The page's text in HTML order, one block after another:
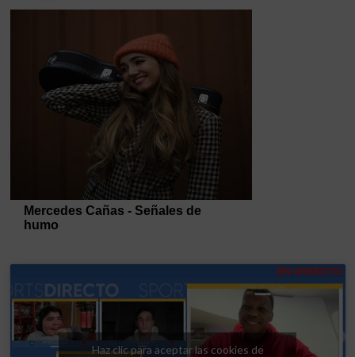
Haz clic para aceptar las cookies de